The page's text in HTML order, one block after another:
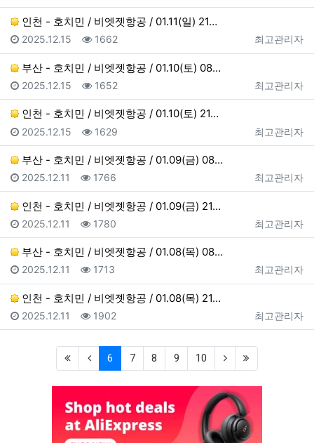
인천 - 호치민 / 비엣젯항공 / 01.11(일) 21…
등록자
최고관리자
등록일
2025.12.15 조회
1662
부산 - 호치민 / 비엣젯항공 / 01.10(토) 08…
등록자
최고관리자
등록일
2025.12.15 조회
1652
인천 - 호치민 / 비엣젯항공 / 01.10(토) 21…
등록자
최고관리자
등록일
2025.12.15 조회
1629
부산 - 호치민 / 비엣젯항공 / 01.09(금) 08…
등록자
최고관리자
등록일
2025.12.11 조회
1766
인천 - 호치민 / 비엣젯항공 / 01.09(금) 21…
등록자
최고관리자
등록일
2025.12.11 조회
1780
부산 - 호치민 / 비엣젯항공 / 01.08(목) 08…
등록자
최고관리자
등록일
2025.12.11 조회
1713
인천 - 호치민 / 비엣젯항공 / 01.08(목) 21…
등록자
최고관리자
등록일
2025.12.11 조회
1902
(first)(previous)
6 (current)
7 8 9 10 (next)